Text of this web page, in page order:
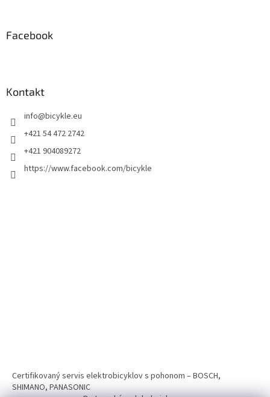
Facebook
Kontakt
info@bicykle.eu
+421 54 472 2742
+421 904089272
https://www.facebook.com/bicykle
Certifikovaný servis elektrobicyklov s pohonom – BOSCH,
SHIMANO, PANASONIC